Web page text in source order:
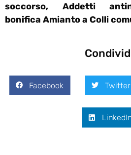
soccorso, Addetti
bonifica Amianto a Colli
Facebook Twitter